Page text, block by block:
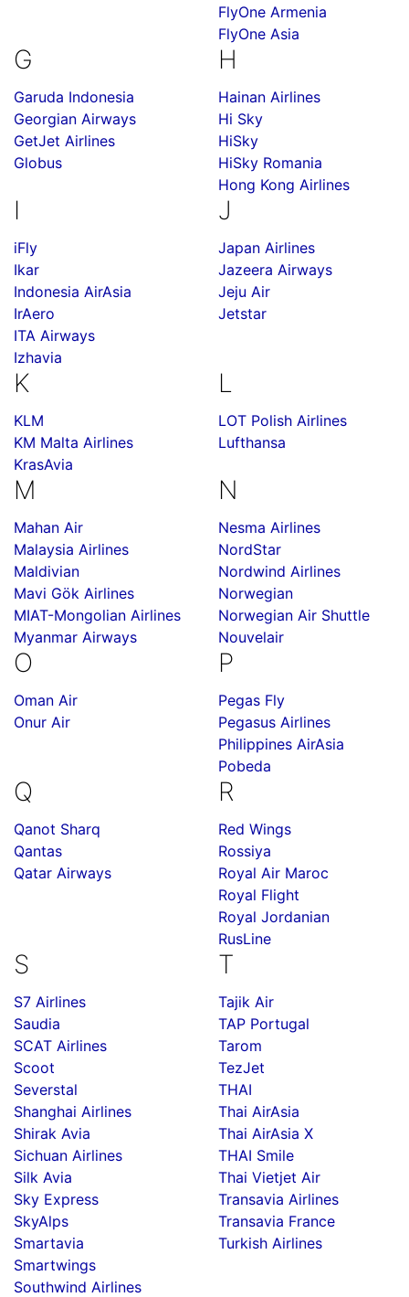
FlyOne Armenia
FlyOne Asia
G
Garuda Indonesia
Georgian Airways
GetJet Airlines
Globus
H
Hainan Airlines
Hi Sky
HiSky
HiSky Romania
Hong Kong Airlines
I
iFly
Ikar
Indonesia AirAsia
IrAero
ITA Airways
Izhavia
J
Japan Airlines
Jazeera Airways
Jeju Air
Jetstar
K
KLM
KM Malta Airlines
KrasAvia
L
LOT Polish Airlines
Lufthansa
M
Mahan Air
Malaysia Airlines
Maldivian
Mavi Gök Airlines
MIAT-Mongolian Airlines
Myanmar Airways
N
Nesma Airlines
NordStar
Nordwind Airlines
Norwegian
Norwegian Air Shuttle
Nouvelair
O
Oman Air
Onur Air
P
Pegas Fly
Pegasus Airlines
Philippines AirAsia
Pobeda
Q
Qanot Sharq
Qantas
Qatar Airways
R
Red Wings
Rossiya
Royal Air Maroc
Royal Flight
Royal Jordanian
RusLine
S
S7 Airlines
Saudia
SCAT Airlines
Scoot
Severstal
Shanghai Airlines
Shirak Avia
Sichuan Airlines
Silk Avia
Sky Express
SkyAlps
Smartavia
Smartwings
Southwind Airlines
T
Tajik Air
TAP Portugal
Tarom
TezJet
THAI
Thai AirAsia
Thai AirAsia X
THAI Smile
Thai Vietjet Air
Transavia Airlines
Transavia France
Turkish Airlines